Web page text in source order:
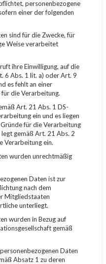
personenbezogene
einer der folgenden
sind für die Zwecke, für
Weise verarbeitet
ihre Einwilligung, auf die
6 Abs. 1 lit. a) oder Art. 9
es fehlt an einer
die Verarbeitung.
Art. 21 Abs. 1 DS-
ein und es liegen
für die Verarbeitung
gemäß Art. 21 Abs. 2
Verarbeitung ein.
wurden unrechtmäßig
Daten ist zur
nach dem
Mitgliedstaaten
unterliegt.
wurden in Bezug auf
gemäß
Daten
Absatz 1 zu deren